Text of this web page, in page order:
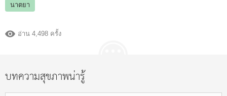
นาตยา
อ่าน 4,498 ครั้ง
บทความสุขภาพน่ารู้